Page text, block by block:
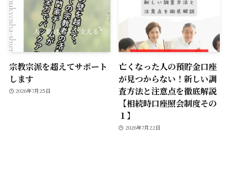
宗教宗派を超えてサポート
します
2026年7月25日
亡くなった人の預貯金口座
が見つからない！新しい調
査方法と注意点を徹底解説
【相続時口座照会制度その
１】
2026年7月22日